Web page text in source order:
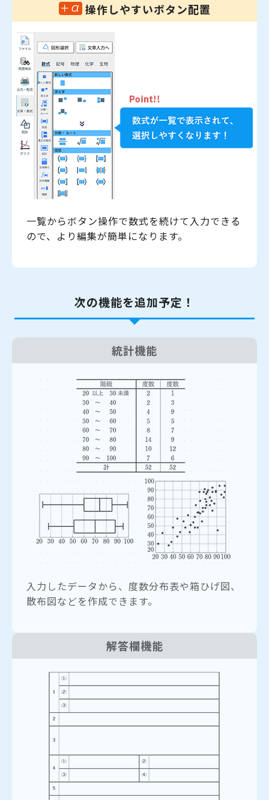
操作しやすいボタン配置
一覧からボタン操作で数式を続けて入力できる
ので、より編集が簡単になります。
次の機能を追加予定！
統計機能
入力したデータから、度数分布表や箱ひげ図、
散布図などを作成できます。
解答欄機能